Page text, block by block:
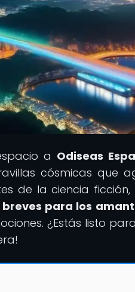
a Odiseas
cósmicas que
de la ciencia
para los
¿Estás listo